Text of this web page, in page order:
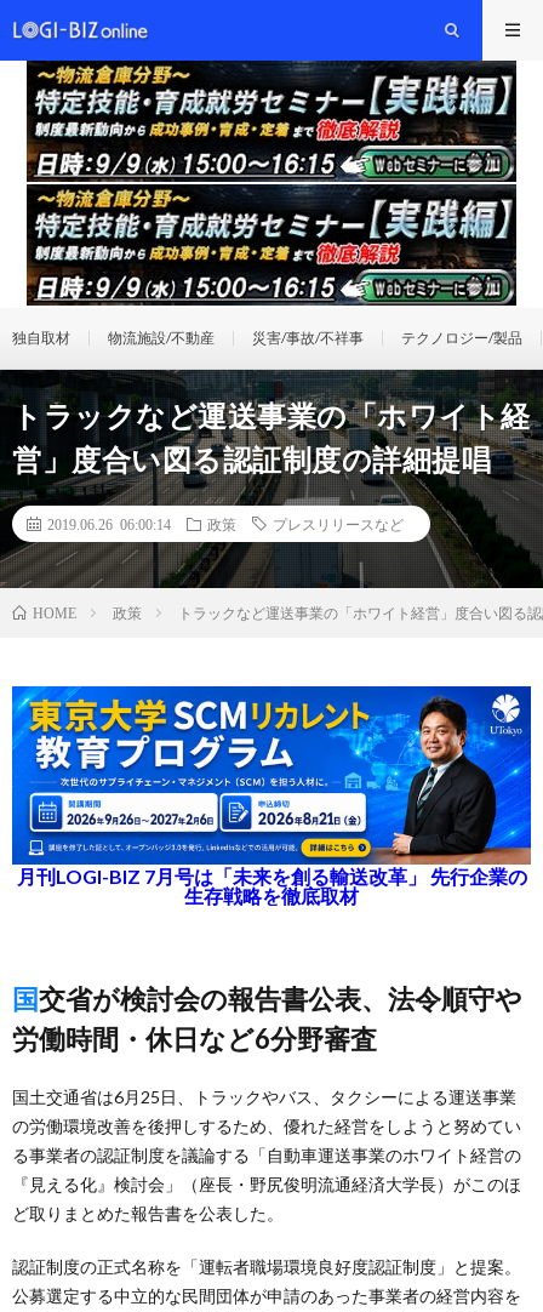
独自取材 物流施設/不動産 災害/事故/不祥事 テクノロジー/製品
トラックなど運送事業の「ホワイト経
営」度合い図る認証制度の詳細提唱
2019.06.26 06:00:14 政策 プレスリリースなど
HOME 政策 トラックなど運送事業の「ホワイト経営」度合い図る
月刊LOGI-BIZ 7月号は「未来を創る輸送改革」 先行企業の
生存戦略を徹底取材
国交省が検討会の報告書公表、法令順守や
労働時間・休日など6分野審査
国土交通省は6月25日、トラックやバス、タクシーによる運送事業
の労働環境改善を後押しするため、優れた経営をしようと努めてい
る事業者の認証制度を議論する「自動車運送事業のホワイト経営の
『見える化』検討会」（座長・野尻俊明流通経済大学長）がこのほ
ど取りまとめた報告書を公表した。
認証制度の正式名称を「運転者職場環境良好度認証制度」と提案。
公募選定する中立的な民間団体が申請のあった事業者の経営内容を